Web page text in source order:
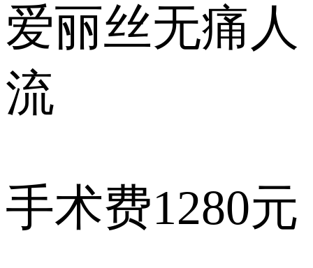
爱丽丝无痛人
流
手术费1280元